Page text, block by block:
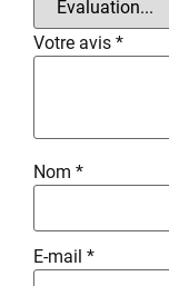
Votre avis *
Nom *
E-mail *